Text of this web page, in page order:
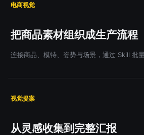
电商视觉
把商品素材组织成生产流程
连接商品、模特、姿势与场景，通过 Skill 批量
视觉提案
从灵感收集到完整汇报